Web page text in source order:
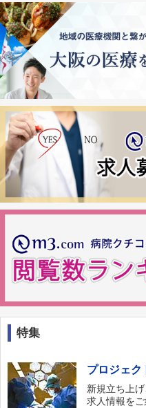
特集
プロジェク
新規立ち上
求人情報をご